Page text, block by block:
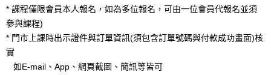
* 課程僅限會員本人報名，如為多位報名，可由一位會員代報名並須
參與課程)
* 門市上課時出示證件與訂單資訊(須包含訂單號碼與付款成功畫面)核
實